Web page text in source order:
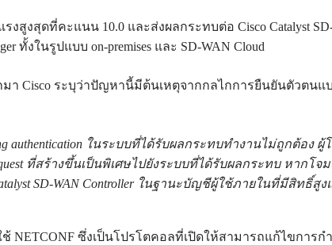
งสูงสุดที่คะแนน 10.0 และส่งผลกระทบต่อ Cisco Catalyst
ทั้งในรูปแบบ on-premises และ SD-WAN Cloud
มา Cisco ระบุว่าปัญหานี้มีต้นเหตุจากกลไกการยืนยันตัวตนแบ
authentication ในระบบที่ได้รับผลกระทบทำงานไม่ถูกต้อง
ที่สร้างขึ้นเป็นพิเศษไปยังระบบที่ได้รับผลกระทบ หากโจ
SD-WAN Controller ในฐานะบัญชีผู้ใช้ภายในที่มีสิทธิ์สู
NETCONF ซึ่งเป็นโปรโตคอลที่เปิดให้สามารถแก้ไขการ